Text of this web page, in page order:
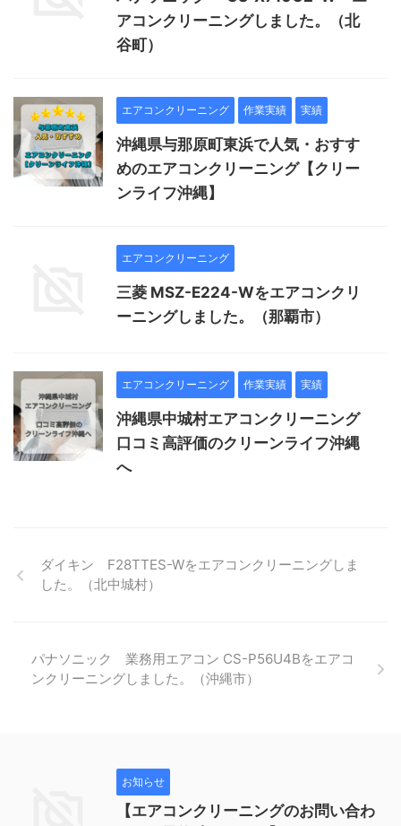
アコンクリーニングしました。（北
谷町）
エアコンクリーニング 作業実績 実績
沖縄県与那原町東浜で人気・おすす
めのエアコンクリーニング【クリー
ンライフ沖縄】
エアコンクリーニング
三菱 MSZ-E224-Wをエアコンクリ
ーニングしました。（那覇市）
エアコンクリーニング 作業実績 実績
沖縄県中城村エアコンクリーニング
口コミ高評価のクリーンライフ沖縄
へ
ダイキン F28TTES-Wをエアコンクリーニングしま
した。（北中城村）
パナソニック 業務用エアコン CS-P56U4Bをエアコ
ンクリーニングしました。（沖縄市）
お知らせ
【エアコンクリーニングのお問い合わ